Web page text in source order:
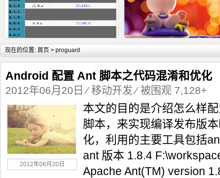
详细内容
手机安装账户同步服务 Ubuntu 制作一键安装盘（四
现在的位置: 首页 > proguard
Android 配置 Ant 脚本之代码混淆和优化
2012年06月20日 ⁄ 移动开发⁄ 被围观 7,128+
2012年06月20日
本文的目的是介绍怎么样
脚本，来实现编译发布版
化，利用的主要工具包括
ant 版本 1.8.4
Apache Ant(TM) version